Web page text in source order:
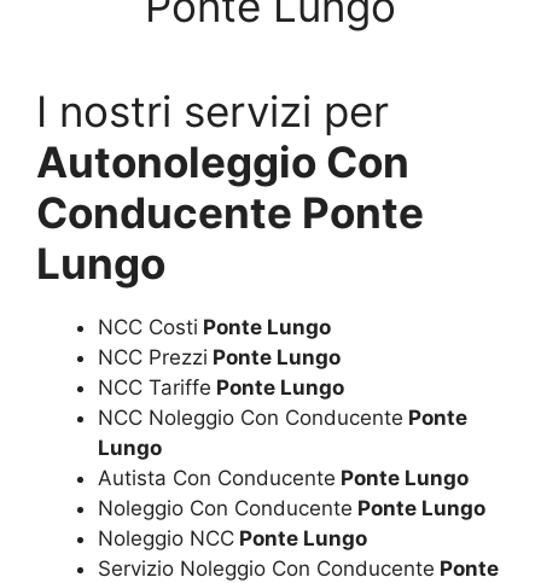
I nostri servizi per
Autonoleggio Con
Conducente Ponte
Lungo
NCC Costi Ponte Lungo
NCC Prezzi Ponte Lungo
NCC Tariffe Ponte Lungo
NCC Noleggio Con Conducente Ponte
Lungo
Autista Con Conducente Ponte Lungo
Noleggio Con Conducente Ponte Lungo
Noleggio NCC Ponte Lungo
Servizio Noleggio Con Conducente Ponte